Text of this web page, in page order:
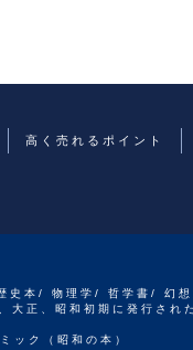
高く売れるポイント
本/ 物理学/ 哲学書/ 幻
正、昭和初期に発行さ
ック（昭和の本）